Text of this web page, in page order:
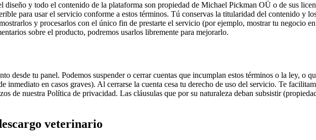
y todo el contenido de la plataforma son propiedad de Michael Pickman OÜ o de sus
para usar el servicio conforme a estos términos. Tú conservas la titularidad del contenido y
y procesarlos con el único fin de prestarte el servicio (por ejemplo, mostrar tu negocio
sobre el producto, podremos usarlos libremente para mejorarlo.
desde tu panel. Podemos suspender o cerrar cuentas que incumplan estos términos o la ley, o
inmediato en casos graves). Al cerrarse la cuenta cesa tu derecho de uso del servicio. Te
de nuestra Política de privacidad. Las cláusulas que por su naturaleza deban subsistir
veterinario